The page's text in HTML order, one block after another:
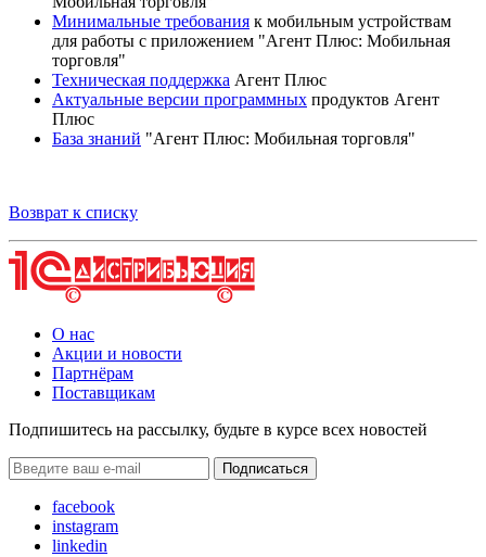
Минимальные требования к мобильным устройствам
для работы с приложением "Агент Плюс: Мобильная
торговля"
Техническая поддержка Агент Плюс
Актуальные версии программных продуктов Агент
Плюс
База знаний "Агент Плюс: Мобильная торговля"
Возврат к списку
О нас
Акции и новости
Партнёрам
Поставщикам
Подпишитесь на рассылку, будьте в курсе всех новостей
facebook
instagram
linkedin